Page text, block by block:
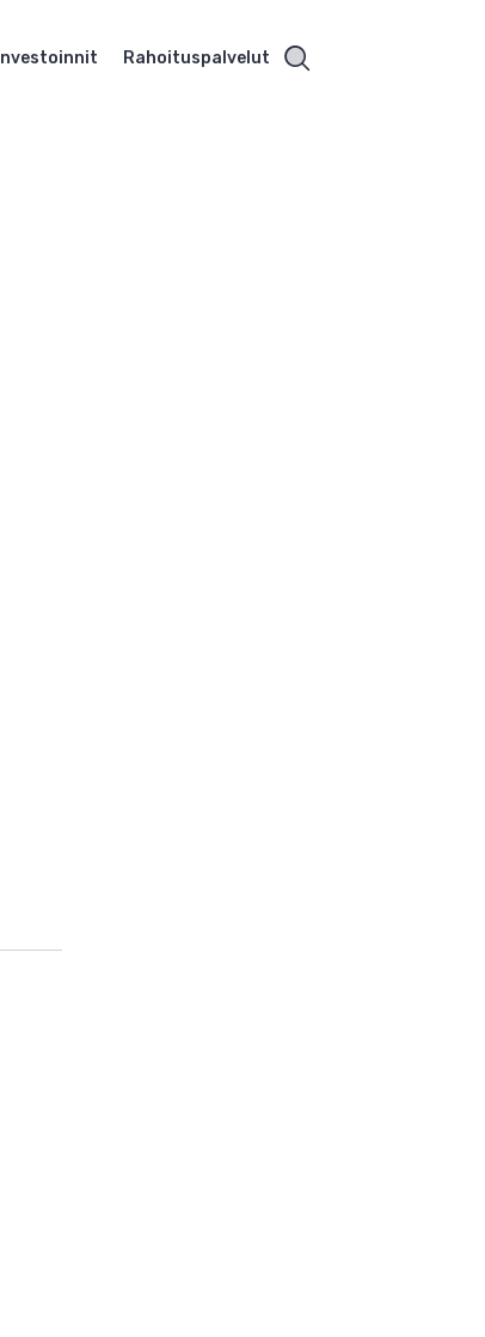
Investoinnit Rahoituspalvelut